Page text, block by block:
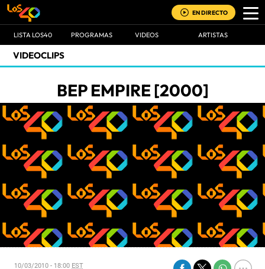
EN DIRECTO
LISTA LOS40 PROGRAMAS VIDEOS ARTISTAS
VIDEOCLIPS
BEP EMPIRE [2000]
10/03/2010 - 18:00 EST